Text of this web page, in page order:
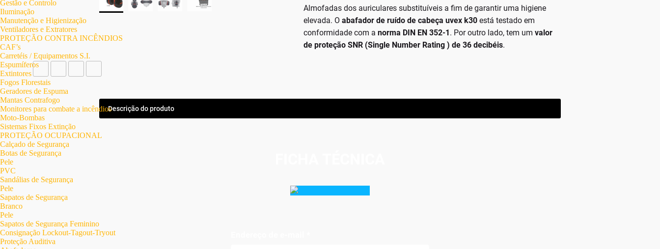
Gestão e Controlo
Iluminação
Manutenção e Higienização
Ventiladores e Extratores
PROTEÇÃO CONTRA INCÊNDIOS
CAF’s
Carretéis / Equipamentos S.I.
Espumíferos
Extintores
Fogos Florestais
Geradores de Espuma
Mantas Contrafogo
Monitores para combate a incêndios
Moto-Bombas
Sistemas Fixos Extinção
PROTEÇÃO OCUPACIONAL
Calçado de Segurança
Botas de Segurança
Pele
PVC
Sandálias de Segurança
Pele
Sapatos de Segurança
Branco
Pele
Sapatos de Segurança Feminino
Consignação Lockout-Tagout-Tryout
Proteção Auditiva
Almofadas dos auriculares substituíveis a fim de garantir uma higiene
elevada. Oabafador de ruído de cabeça uvex k30 está testado em
conformidade com anorma DIN EN 352-1. Por outro lado, tem umvalor
de proteção SNR (Single Number Rating ) de 36 decibéis.
Descrição do produto